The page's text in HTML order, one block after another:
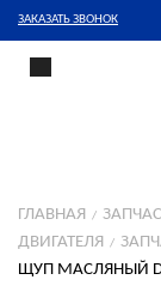
ЗАКАЗАТЬ ЗВОНОК
ГЛАВНАЯ
ДВИГАТЕЛЯ
ЩУП МАСЛЯНЫЙ